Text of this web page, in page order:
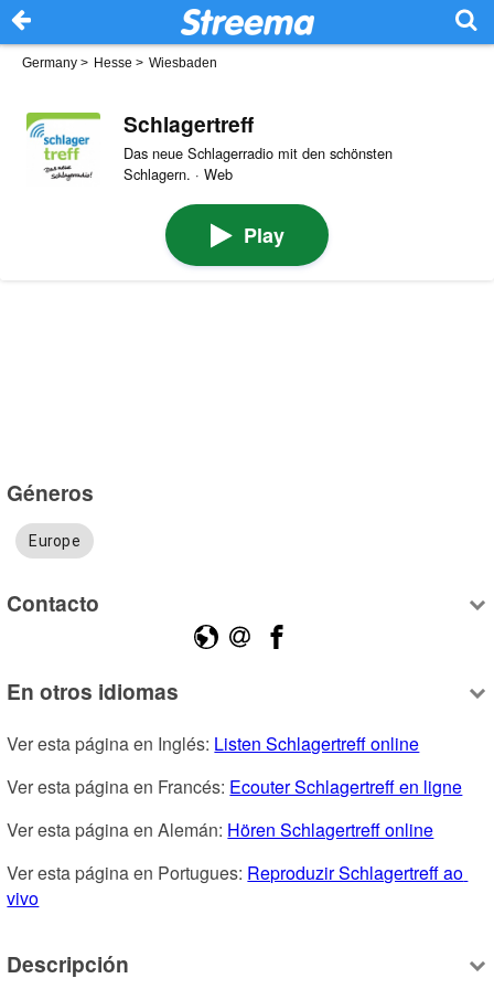
Germany > Hesse > Wiesbaden
Schlagertreff
Das neue Schlagerradio mit den schönsten
Schlagern. · Web
Play
Géneros
Europe
Contacto
En otros idiomas
Ver esta página en Inglés: Listen Schlagertreff online
Ver esta página en Francés: Ecouter Schlagertreff en ligne
Ver esta página en Alemán: Hören Schlagertreff online
Ver esta página en Portugues: Reproduzir Schlagertreff ao
vivo
Descripción